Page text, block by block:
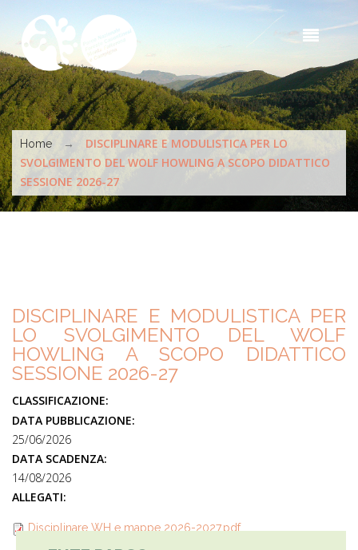
Tu sei qui
Home →
DISCIPLINARE E MODULISTICA PER LO
SVOLGIMENTO DEL WOLF HOWLING A SCOPO DIDATTICO
SESSIONE 2026-27
DISCIPLINARE E MODULISTICA PER
LO SVOLGIMENTO DEL WOLF
HOWLING A SCOPO DIDATTICO
SESSIONE 2026-27
CLASSIFICAZIONE:
DATA PUBBLICAZIONE:
25/06/2026
DATA SCADENZA:
14/08/2026
ALLEGATI:
Disciplinare WH e mappe 2026-2027.pdf